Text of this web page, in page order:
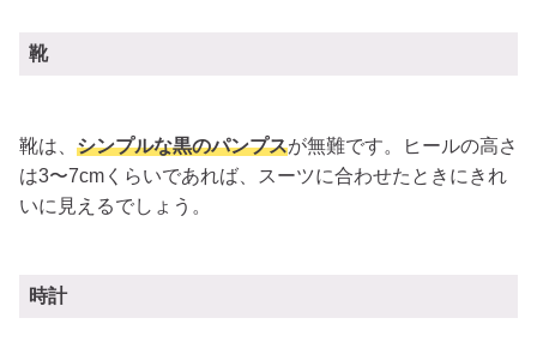
靴
靴は、 シンプルな黒のパンプスが無難です。ヒールの高さ
は3〜7cmくらいであれば、スーツに合わせたときにきれ
いに見えるでしょう。
時計